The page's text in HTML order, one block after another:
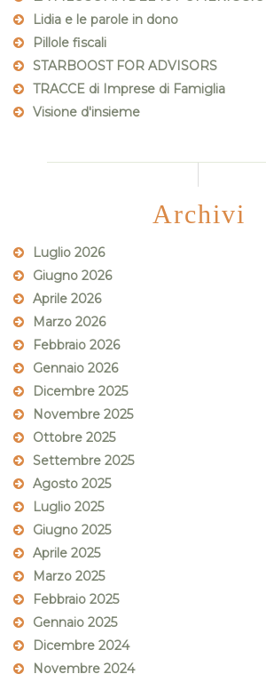
Lidia e le parole in dono
Pillole fiscali
STARBOOST FOR ADVISORS
TRACCE di Imprese di Famiglia
Visione d'insieme
Archivi
Luglio 2026
Giugno 2026
Aprile 2026
Marzo 2026
Febbraio 2026
Gennaio 2026
Dicembre 2025
Novembre 2025
Ottobre 2025
Settembre 2025
Agosto 2025
Luglio 2025
Giugno 2025
Aprile 2025
Marzo 2025
Febbraio 2025
Gennaio 2025
Dicembre 2024
Novembre 2024